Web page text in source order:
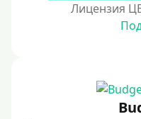
Лицензия